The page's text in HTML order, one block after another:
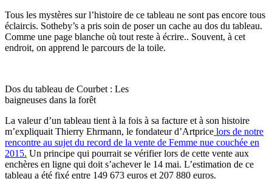
Tous les mystères sur l’histoire de ce tableau ne sont pas encore tous
éclaircis. Sotheby’s a pris soin de poser un cache au dos du tableau.
Comme une page blanche où tout reste à écrire.. Souvent, à cet
endroit, on apprend le parcours de la toile.
Dos du tableau de Courbet : Les
baigneuses dans la forêt
La valeur d’un tableau tient à la fois à sa facture et à son histoire
m’expliquait Thierry Ehrmann, le fondateur d’Artprice lors de notre
rencontre au sujet du record de la vente de Femme nue couchée en
2015. Un principe qui pourrait se vérifier lors de cette vente aux
enchères en ligne qui doit s’achever le 14 mai. L’estimation de ce
tableau a été fixé entre 149 673 euros et 207 880 euros.